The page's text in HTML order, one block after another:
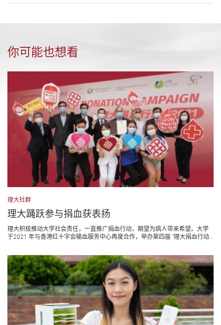
你可能也想看
理大社群
理大踊跃参与捐血获表扬
理大积极推动大学社会责任，一直推广捐血行动，期望为病人带来希望。大学
于2021 年与香港红十字会输血服务中心再度合作，举办第四届 "理大捐血行动...